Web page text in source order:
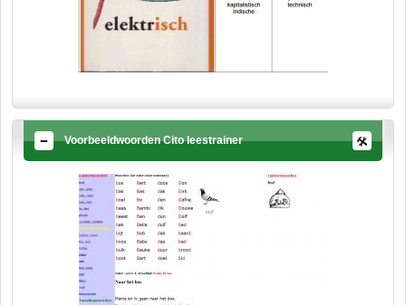
Voorbeeldwoorden Cito leestrainer